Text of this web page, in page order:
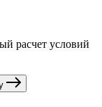
расчет условий